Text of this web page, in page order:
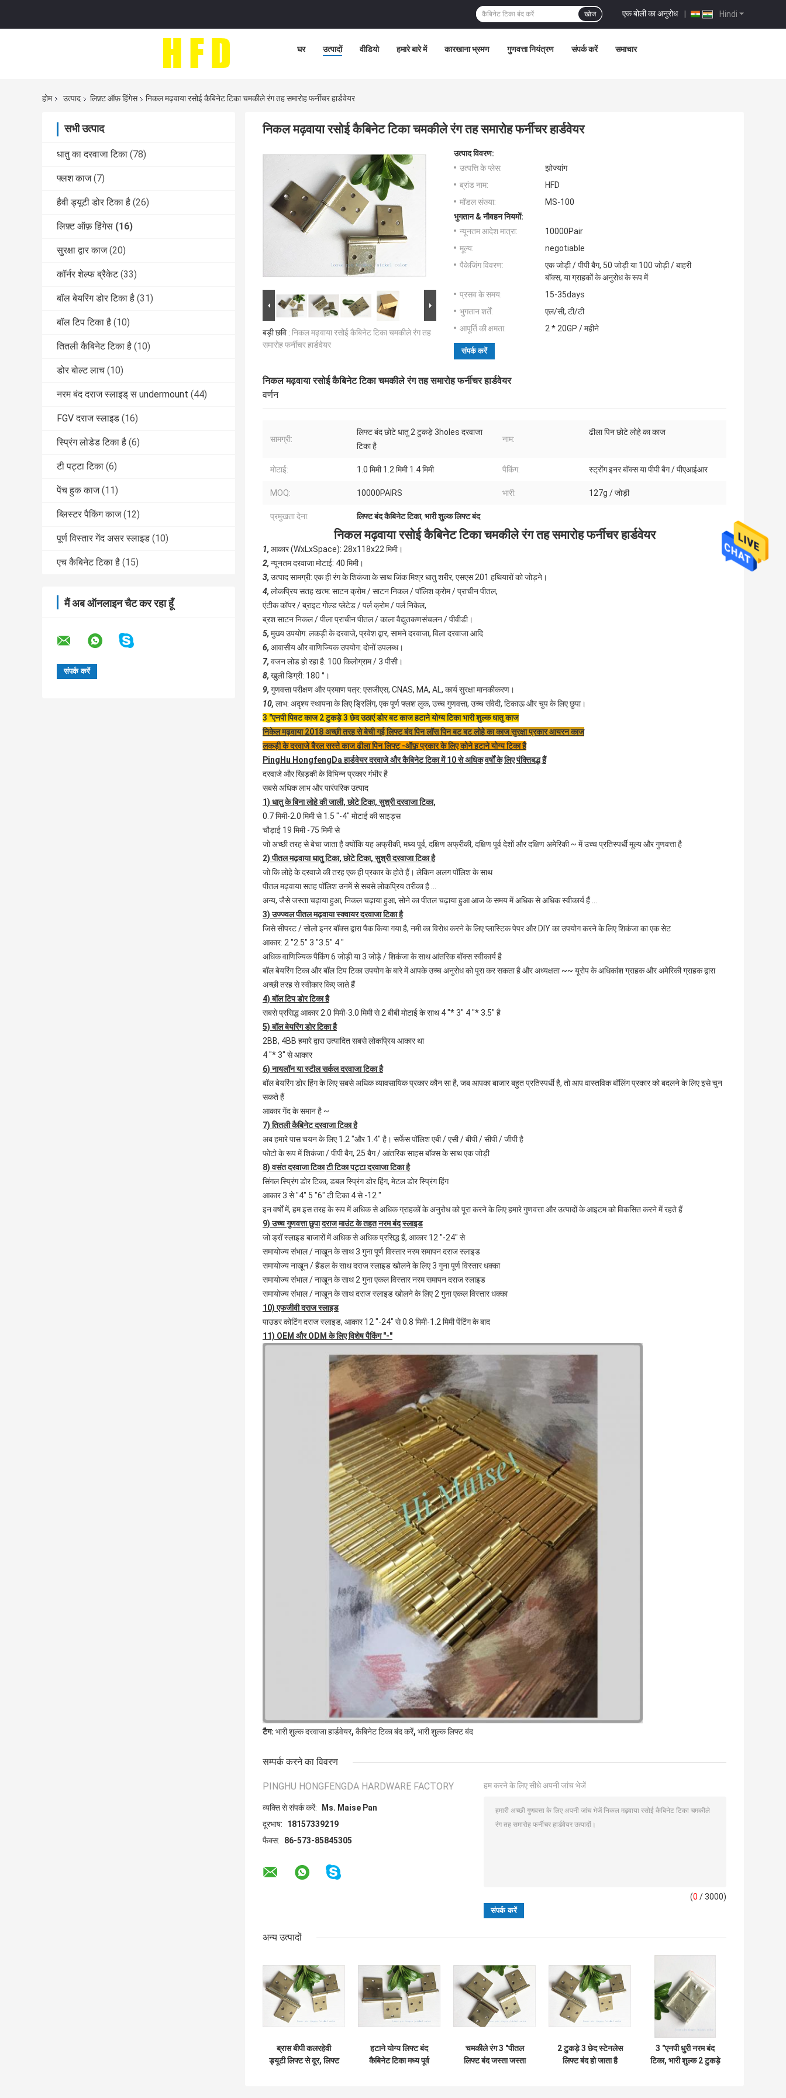
Hindi
एक बोली का अनुरोध |
खोज
घर उत्पादों वीडियो हमारे बारे में कारखाना भ्रमण गुणवत्ता नियंत्रण संपर्क करें समाचार
होम उत्पाद लिफ़्ट ऑफ़ हिंगेस निकल मढ़वाया रसोई कैबिनेट टिका चमकीले रंग तह समारोह फर्नीचर हार्डवेयर
सभी उत्पाद
धातु का दरवाजा टिका (78)
फ्लश काज (7)
हैवी ड्यूटी डोर टिका है (26)
लिफ़्ट ऑफ़ हिंगेस (16)
सुरक्षा द्वार काज (20)
कॉर्नर शेल्फ ब्रैकेट (33)
बॉल बेयरिंग डोर टिका है (31)
बॉल टिप टिका है (10)
तितली कैबिनेट टिका है (10)
डोर बोल्ट लाच (10)
नरम बंद दराज स्लाइड् स undermount (44)
FGV दराज स्लाइड (16)
स्प्रिंग लोडेड टिका है (6)
टी पट्टा टिका (6)
पेंच हुक काज (11)
ब्लिस्टर पैकिंग काज (12)
पूर्ण विस्तार गेंद असर स्लाइड (10)
एच कैबिनेट टिका है (15)
मैं अब ऑनलाइन चैट कर रहा हूँ
निकल मढ़वाया रसोई कैबिनेट टिका चमकीले रंग तह समारोह फर्नीचर हार्डवेयर
बड़ी छवि : निकल मढ़वाया रसोई कैबिनेट टिका चमकीले रंग तह
समारोह फर्नीचर हार्डवेयर
उत्पाद विवरण:
उत्पत्ति के प्लेस:
झोज्यांग
ब्रांड नाम:
HFD
मॉडल संख्या:
MS-100
भुगतान & नौवहन नियमों:
न्यूनतम आदेश मात्रा:
10000Pair
मूल्य:
negotiable
पैकेजिंग विवरण:
एक जोड़ी / पीपी बैग, 50 जोड़ी या 100 जोड़ी / बाहरी
बॉक्स, या ग्राहकों के अनुरोध के रूप में
प्रसव के समय:
15-35days
भुगतान शर्तें:
एल/सी, टी/टी
आपूर्ति की क्षमता:
2 * 20GP / महीने
संपर्क करें
निकल मढ़वाया रसोई कैबिनेट टिका चमकीले रंग तह समारोह फर्नीचर हार्डवेयर
वर्णन
सामग्री:
लिफ्ट बंद छोटे धातु 2 टुकड़े 3holes दरवाजा
टिका है
नाम:
ढीला पिन छोटे लोहे का काज
मोटाई: 1.0 मिमी 1.2 मिमी 1.4 मिमी पैकिंग: स्ट्रोंग इनर बॉक्स या पीपी बैग / पीएआईआर
MOQ: 10000PAIRS भारी: 127g / जोड़ी
प्रमुखता देना: लिफ्ट बंद कैबिनेट टिका, भारी शुल्क लिफ्ट बंद
निकल मढ़वाया रसोई कैबिनेट टिका चमकीले रंग तह समारोह फर्नीचर हार्डवेयर
1, आकार (WxLxSpace): 28x118x22 मिमी।
2, न्यूनतम दरवाजा मोटाई: 40 मिमी।
3, उत्पाद सामग्री: एक ही रंग के शिकंजा के साथ जिंक मिश्र धातु शरीर, एसएस 201 हथियारों को जोड़ने।
4, लोकप्रिय सतह खत्म: साटन क्रोम / साटन निकल / पॉलिश क्रोम / प्राचीन पीतल,
एंटीक कॉपर / ब्राइट गोल्ड प्लेटेड / पर्ल क्रोम / पर्ल निकेल,
ब्रश साटन निकल / पीला प्राचीन पीतल / काला वैद्युतकणसंचलन / पीवीडी।
5, मुख्य उपयोग: लकड़ी के दरवाजे, प्रवेश द्वार, सामने दरवाजा, विला दरवाजा आदि
6, आवासीय और वाणिज्यिक उपयोग: दोनों उपलब्ध।
7, वजन लोड हो रहा है: 100 किलोग्राम / 3 पीसी।
8, खुली डिग्री: 180 °।
9, गुणवत्ता परीक्षण और प्रमाण पत्र: एसजीएस, CNAS, MA, AL, कार्य सुरक्षा मानकीकरण।
10, लाभ: अदृश्य स्थापना के लिए ड्रिलिंग, एक पूर्ण फ्लश लुक, उच्च गुणवत्ता, उच्च संवेदी, टिकाऊ और चुप के लिए छुपा।
3 "एनपी पिवट काज 2 टुकड़े 3 छेद उठाएं डोर बट काज हटाने योग्य टिका भारी शुल्क धातु काज
निकेल मढ़वाया 2018 अच्छी तरह से बेची गई लिफ्ट बंद पिन लॉस पिन बट बट लोहे का काज सुरक्षा प्रकार आयरन काज
लकड़ी के दरवाजे बैरल सस्ते काज ढीला पिन लिफ्ट -ऑफ़ प्रकार के लिए कोने हटाने योग्य टिका है
PingHu HongfengDa हार्डवेयर दरवाजे और कैबिनेट टिका में 10 से अधिकवर्षों केलिए पंक्तिबद्ध हैं
दरवाजे और खिड़की के विभिन्न प्रकार गंभीर है
सबसे अधिक लाभ और पारंपरिक उत्पाद
1) धातु के बिना लोहे की जाली, छोटे टिका, सुश्री दरवाजा टिका,
0.7 मिमी-2.0 मिमी से 1.5 "-4" मोटाई की साइड्स
चौड़ाई 19 मिमी -75 मिमी से
जो अच्छी तरह से बेचा जाता है क्योंकि यह अफ्रीकी, मध्य पूर्व, दक्षिण अफ्रीकी, दक्षिण पूर्व देशों और दक्षिण अमेरिकी ~ में उच्च प्रतिस्पर्धी मूल्य और गुणवत्ता है
2) पीतल मढ़वाया धातु टिका, छोटे टिका, सुश्री दरवाजा टिका है
जो कि लोहे के दरवाजे की तरह एक ही प्रकार के होते हैं। लेकिन अलग पॉलिश के साथ
पीतल मढ़वाया सतह पॉलिश उनमें से सबसे लोकप्रिय तरीका है ...
अन्य, जैसे जस्ता चढ़ाया हुआ, निकल चढ़ाया हुआ, सोने का पीतल चढ़ाया हुआ आज के समय में अधिक से अधिक स्वीकार्य हैं ...
3) उज्ज्वल पीतल मढ़वाया स्क्वायर दरवाजा टिका है
जिसे सीपरट / सोलो इनर बॉक्स द्वारा पैक किया गया है, नमी का विरोध करने के लिए प्लास्टिक पेपर और DIY का उपयोग करने के लिए शिकंजा का एक सेट
आकार: 2 "2.5" 3 "3.5" 4 "
अधिक वाणिज्यिक पैकिंग 6 जोड़ी या 3 जोड़े / शिकंजा के साथ आंतरिक बॉक्स स्वीकार्य है
बॉल बेयरिंग टिका और बॉल टिप टिका उपयोग के बारे में आपके उच्च अनुरोध को पूरा कर सकता है और अध्यक्षता ~~ यूरोप के अधिकांश ग्राहक और अमेरिकी ग्राहक द्वारा
अच्छी तरह से स्वीकार किए जाते हैं
4) बॉल टिप डोर टिका है
सबसे प्रसिद्ध आकार 2.0 मिमी-3.0 मिमी से 2 बीबी मोटाई के साथ 4 "* 3" 4 "* 3.5" है
5) बॉल बेयरिंग डोर टिका है
2BB, 4BB हमारे द्वारा उत्पादित सबसे लोकप्रिय आकार था
4 "* 3" से आकार
6) नायलॉन या स्टील सर्कल दरवाजा टिका है
बॉल बेयरिंग डोर हिंग के लिए सबसे अधिक व्यावसायिक प्रकार कौन सा है, जब आपका बाजार बहुत प्रतिस्पर्धी है, तो आप वास्तविक बॉलिंग प्रकार को बदलने के लिए इसे चुन
सकते हैं
आकार गेंद के समान है ~
7) तितली कैबिनेट दरवाजा टिका है
अब हमारे पास चयन के लिए 1.2 "और 1.4" है। सर्फेस पॉलिश एबी / एसी / बीपी / सीपी / जीपी है
फोटो के रूप में शिकंजा / पीपी बैग, 25 बैग / आंतरिक साहस बॉक्स के साथ एक जोड़ी
8) वसंत दरवाजा टिकाटी टिका पट्टा दरवाजा टिका है
सिंगल स्प्रिंग डोर टिका, डबल स्प्रिंग डोर हिंग, मेटल डोर स्प्रिंग हिंग
आकार 3 से "4" 5 "6" टी टिका 4 से -12 "
इन वर्षों में, हम इस तरह के रूप में अधिक से अधिक ग्राहकों के अनुरोध को पूरा करने के लिए हमारे गुणवत्ता और उत्पादों के आइटम को विकसित करने में रहते हैं
9) उच्च गुणवत्ता छुपादराजमाउंट के तहतनरम बंदस्लाइड
जो ड्रॉ स्लाइड बाजारों में अधिक से अधिक प्रसिद्ध हैं, आकार 12 "-24" से
समायोज्य संभाल / नाखून के साथ 3 गुना पूर्ण विस्तार नरम समापन दराज स्लाइड
समायोज्य नाखून / हैंडल के साथ दराज स्लाइड खोलने के लिए 3 गुना पूर्ण विस्तार धक्का
समायोज्य संभाल / नाखून के साथ 2 गुना एकल विस्तार नरम समापन दराज स्लाइड
समायोज्य संभाल / नाखून के साथ दराज स्लाइड खोलने के लिए 2 गुना एकल विस्तार धक्का
10) एफजीवी दराज स्लाइड
पाउडर कोटिंग दराज स्लाइड, आकार 12 "-24" से 0.8 मिमी-1.2 मिमी पेंटिंग के बाद
11) OEM और ODM के लिए विशेष पैकिंग "-"
टैग: भारी शुल्क दरवाजा हार्डवेयर, कैबिनेट टिका बंद करें, भारी शुल्क लिफ्ट बंद
सम्पर्क करने का विवरण
PINGHU HONGFENGDA HARDWARE FACTORY
व्यक्ति से संपर्क करें:
Ms. Maise Pan
दूरभाष:
18157339219
फैक्स:
86-573-85845305
हम करने के लिए सीधे अपनी जांच भेजें
(0 / 3000)
अन्य उत्पादों
ब्रास बीपी कलरहेवी
ड्यूटी लिफ्ट से दूर, लिफ्ट
हटाने योग्य लिफ्ट बंद
कैबिनेट टिका मध्य पूर्व
चमकीले रंग 3 "पीतल
लिफ्ट बंद जस्ता जस्ता
2 टुकड़े 3 छेद स्टेनलेस
लिफ्ट बंद हो जाता है
3 "एनपी धुरी नरम बंद
टिका, भारी शुल्क 2 टुकड़े